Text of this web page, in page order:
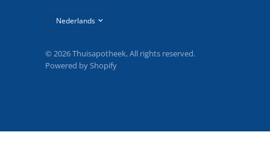
bijwerken
© 2026 Thuisapotheek, All rights reserved.
Powered by Shopify